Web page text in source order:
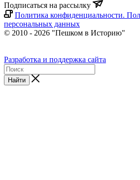
Подписаться на рассылку
Политика конфиденциальности.
персональных данных
© 2010 - 2026 "Пешком в Историю"
Разработка и поддержка сайта
Найти